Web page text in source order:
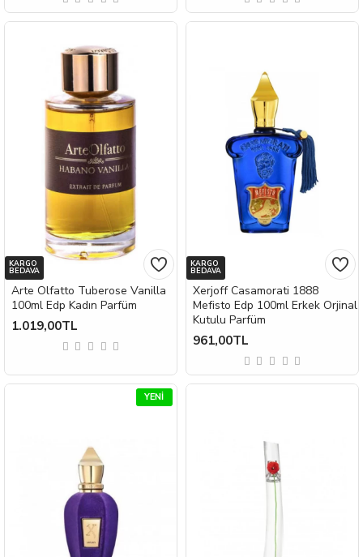
KARGO
BEDAVA
Arte Olfatto Tuberose Vanilla
100ml Edp Kadın Parfüm
1.019,00TL
KARGO
BEDAVA
Xerjoff Casamorati 1888
Mefisto Edp 100ml Erkek Orjinal
Kutulu Parfüm
961,00TL
YENI